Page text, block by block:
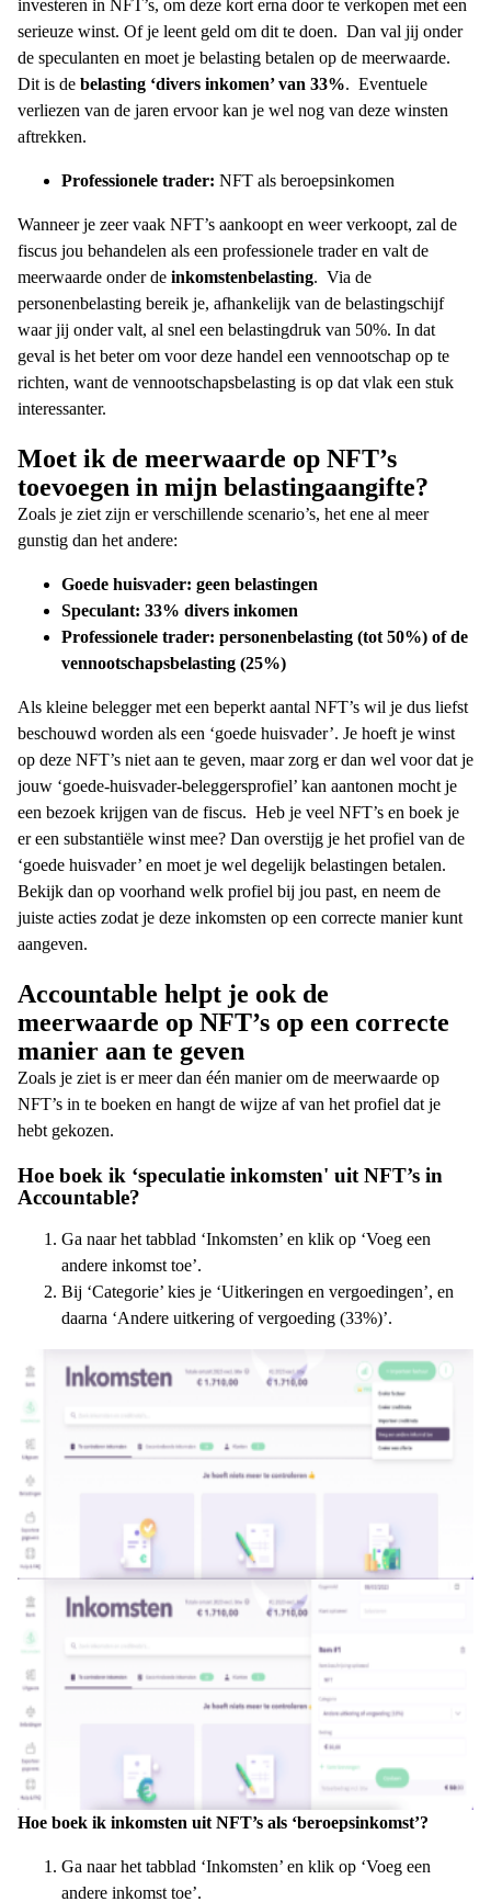
investeren in NFT’s, om deze kort erna door te verkopen met een
serieuze winst. Of je leent geld om dit te doen. Dan val jij onder
de speculanten en moet je belasting betalen op de meerwaarde.
Dit is de belasting ‘divers inkomen’ van 33%. Eventuele
verliezen van de jaren ervoor kan je wel nog van deze winsten
aftrekken.
Professionele trader: NFT als beroepsinkomen
Wanneer je zeer vaak NFT’s aankoopt en weer verkoopt, zal de
fiscus jou behandelen als een professionele trader en valt de
meerwaarde onder de inkomstenbelasting. Via de
personenbelasting bereik je, afhankelijk van de belastingschijf
waar jij onder valt, al snel een belastingdruk van 50%. In dat
geval is het beter om voor deze handel een vennootschap op te
richten, want de vennootschapsbelasting is op dat vlak een stuk
interessanter.
Moet ik de meerwaarde op NFT’s
toevoegen in mijn belastingaangifte?
Zoals je ziet zijn er verschillende scenario’s, het ene al meer
gunstig dan het andere:
Goede huisvader: geen belastingen
Speculant: 33% divers inkomen
Professionele trader: personenbelasting (tot 50%) of de
vennootschapsbelasting (25%)
Als kleine belegger met een beperkt aantal NFT’s wil je dus liefst
beschouwd worden als een ‘goede huisvader’. Je hoeft je winst
op deze NFT’s niet aan te geven, maar zorg er dan wel voor dat je
jouw ‘goede-huisvader-beleggersprofiel’ kan aantonen mocht je
een bezoek krijgen van de fiscus. Heb je veel NFT’s en boek je
er een substantiële winst mee? Dan overstijg je het profiel van de
‘goede huisvader’ en moet je wel degelijk belastingen betalen.
Bekijk dan op voorhand welk profiel bij jou past, en neem de
juiste acties zodat je deze inkomsten op een correcte manier kunt
aangeven.
Accountable helpt je ook de
meerwaarde op NFT’s op een correcte
manier aan te geven
Zoals je ziet is er meer dan één manier om de meerwaarde op
NFT’s in te boeken en hangt de wijze af van het profiel dat je
hebt gekozen.
Hoe boek ik ‘speculatie inkomsten' uit NFT’s in
Accountable?
Ga naar het tabblad ‘Inkomsten’ en klik op ‘Voeg een
andere inkomst toe’.
Bij ‘Categorie’ kies je ‘Uitkeringen en vergoedingen’, en
daarna ‘Andere uitkering of vergoeding (33%)’.
Hoe boek ik inkomsten uit NFT’s als ‘beroepsinkomst’?
Ga naar het tabblad ‘Inkomsten’ en klik op ‘Voeg een
andere inkomst toe’.